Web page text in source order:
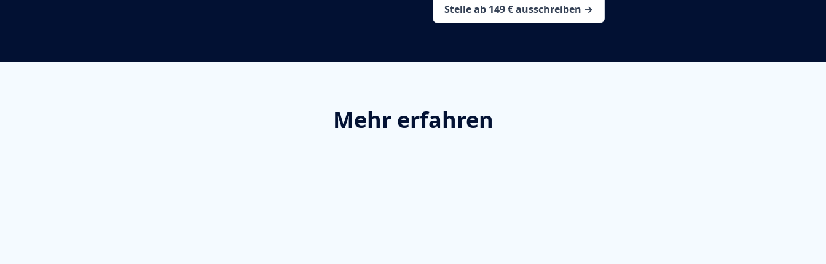
Stelle ab 149 € ausschreiben →
Mehr erfahren